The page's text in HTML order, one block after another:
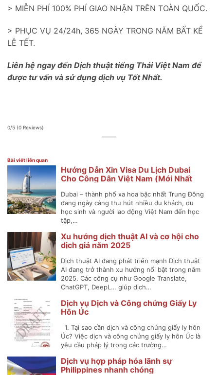
> MIỄN PHÍ 100% PHÍ GIAO NHẬN TRÊN TOÀN QUỐC.
> PHỤC VỤ 24/24h, 365 NGÀY TRONG NĂM BẤT KỂ
LỄ TẾT.
Liên hệ ngay đến Dịch thuật tiếng Thái Việt Nam để
được tư vấn và sử dụng dịch vụ Tốt Nhất.
0/5 (0 Reviews)
Bài viết liên quan
Hướng Dẫn Xin Visa Du Lịch Dubai
Cho Công Dân Việt Nam (Mới Nhất
Dubai – thành phố xa hoa bậc nhất Trung Đông
đang ngày càng thu hút nhiều du khách, du
học sinh và người lao động Việt Nam đến học
tập,…
Xu hướng dịch thuật AI và cơ hội cho
dịch giả năm 2025
Dịch thuật AI đang phát triển mạnh Dịch thuật
AI đang trở thành xu hướng nổi bật trong năm
2025. Các công cụ như Google Translate,
ChatGPT, DeepL… giúp dịch…
Dịch vụ Dịch và Công chứng Giấy Ly
Hôn Úc
1. Tại sao cần dịch và công chứng giấy ly hôn
Úc? Việc dịch và công chứng giấy ly hôn Úc là
yêu cầu pháp lý trong các trường…
Dịch vụ hợp pháp hóa lãnh sự
Philippines nhanh chóng